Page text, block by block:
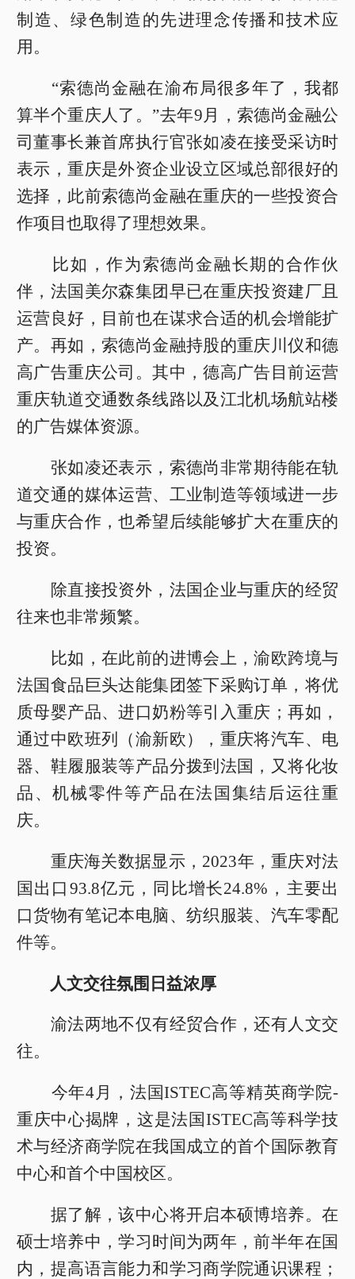
制造、绿色制造的先进理念传播和技术应
用。
“索德尚金融在渝布局很多年了，我都
算半个重庆人了。”去年9月，索德尚金融公
司董事长兼首席执行官张如凌在接受采访时
表示，重庆是外资企业设立区域总部很好的
选择，此前索德尚金融在重庆的一些投资合
作项目也取得了理想效果。
比如，作为索德尚金融长期的合作伙
伴，法国美尔森集团早已在重庆投资建厂且
运营良好，目前也在谋求合适的机会增能扩
产。再如，索德尚金融持股的重庆川仪和德
高广告重庆公司。其中，德高广告目前运营
重庆轨道交通数条线路以及江北机场航站楼
的广告媒体资源。
张如凌还表示，索德尚非常期待能在轨
道交通的媒体运营、工业制造等领域进一步
与重庆合作，也希望后续能够扩大在重庆的
投资。
除直接投资外，法国企业与重庆的经贸
往来也非常频繁。
比如，在此前的进博会上，渝欧跨境与
法国食品巨头达能集团签下采购订单，将优
质母婴产品、进口奶粉等引入重庆；再如，
通过中欧班列（渝新欧），重庆将汽车、电
器、鞋履服装等产品分拨到法国，又将化妆
品、机械零件等产品在法国集结后运往重
庆。
重庆海关数据显示，2023年，重庆对法
国出口93.8亿元，同比增长24.8%，主要出
口货物有笔记本电脑、纺织服装、汽车零配
件等。
人文交往氛围日益浓厚
渝法两地不仅有经贸合作，还有人文交
往。
今年4月，法国ISTEC高等精英商学院-
重庆中心揭牌，这是法国ISTEC高等科学技
术与经济商学院在我国成立的首个国际教育
中心和首个中国校区。
据了解，该中心将开启本硕博培养。在
硕士培养中，学习时间为两年，前半年在国
内，提高语言能力和学习商学院通识课程；